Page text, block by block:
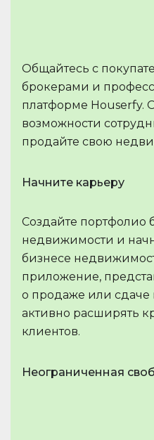
Общайтесь с
брокерами и
платформе Houserfy.
возможности
продайте свою
Начните карьеру
Создайте портфолио
недвижимости и
бизнесе
приложение,
о продаже или сдаче
активно расширять
клиентов.
Неограниченная